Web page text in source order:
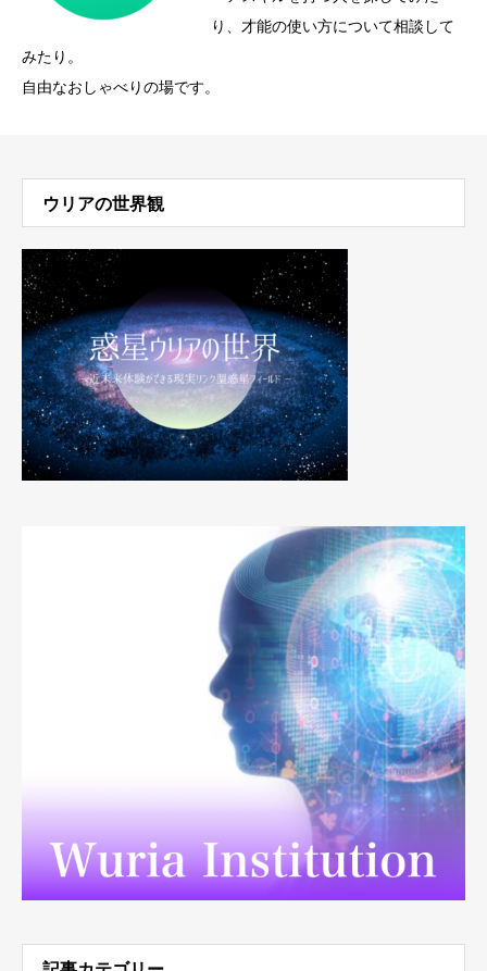
り、才能の使い方について相談して
みたり。
自由なおしゃべりの場です。
ウリアの世界観